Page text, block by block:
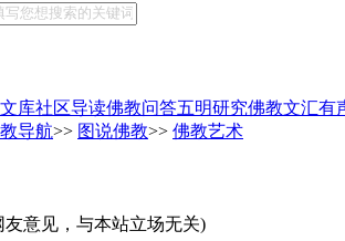
库社区导读佛教问答五明研究佛教文汇有
导航>> 图说佛教>> 佛教艺术
意见，与本站立场无关)